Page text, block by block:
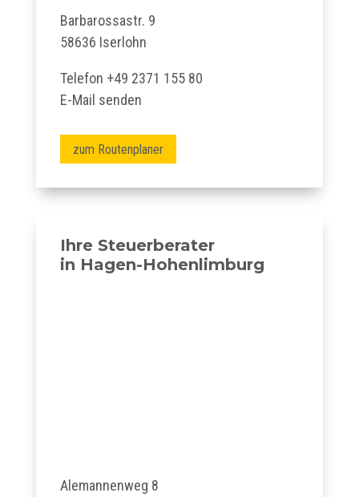
Barbarossastr. 9
58636 Iserlohn
Telefon +49 2371 155 80
E-Mail senden
zum Routenplaner
Ihre Steuerberater
in Hagen-Hohenlimburg
Alemannenweg 8